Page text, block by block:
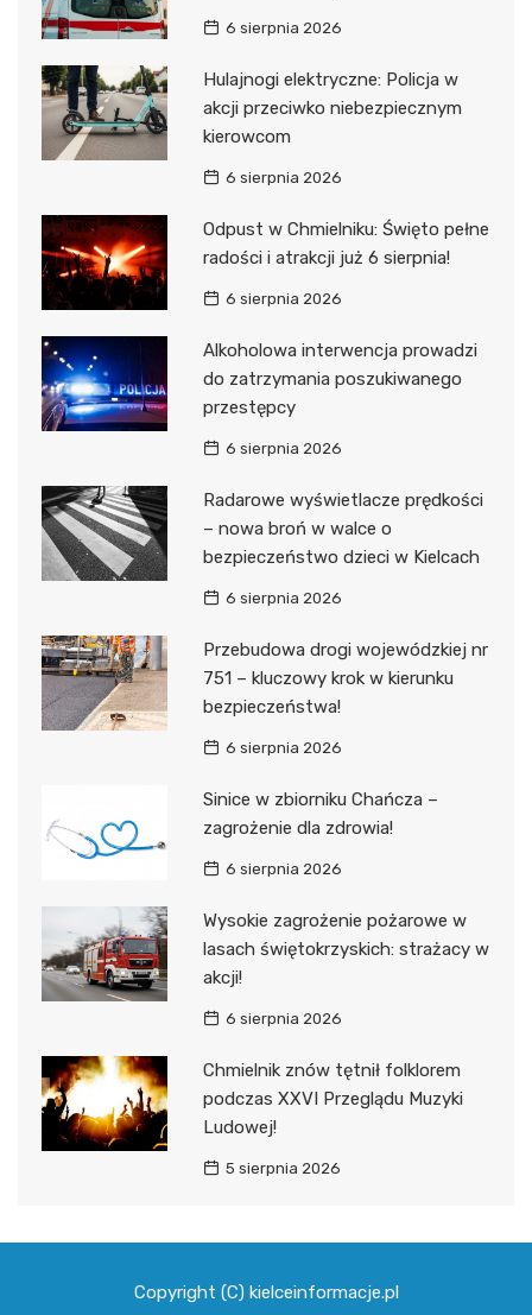
6 sierpnia 2026
Hulajnogi elektryczne: Policja w
akcji przeciwko niebezpiecznym
kierowcom
6 sierpnia 2026
Odpust w Chmielniku: Święto pełne
radości i atrakcji już 6 sierpnia!
6 sierpnia 2026
Alkoholowa interwencja prowadzi
do zatrzymania poszukiwanego
przestępcy
6 sierpnia 2026
Radarowe wyświetlacze prędkości
– nowa broń w walce o
bezpieczeństwo dzieci w Kielcach
6 sierpnia 2026
Przebudowa drogi wojewódzkiej nr
751 – kluczowy krok w kierunku
bezpieczeństwa!
6 sierpnia 2026
Sinice w zbiorniku Chańcza –
zagrożenie dla zdrowia!
6 sierpnia 2026
Wysokie zagrożenie pożarowe w
lasach świętokrzyskich: strażacy w
akcji!
6 sierpnia 2026
Chmielnik znów tętnił folklorem
podczas XXVI Przeglądu Muzyki
Ludowej!
5 sierpnia 2026
Copyright (C) kielceinformacje.pl